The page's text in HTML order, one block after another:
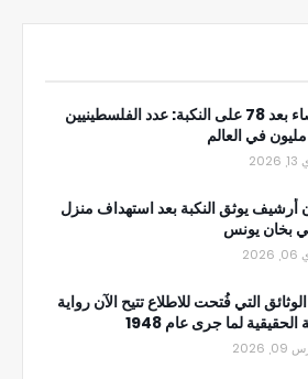
الإحصاء بعد 78 على النكبة: عدد الفلسطينيين
أرشيف يوثق النكبة بعد استهداف منزل
بخان يونس
التي فُتحت للاطلاع تتيح الآن رواية
لما جرى عام 1948
2026